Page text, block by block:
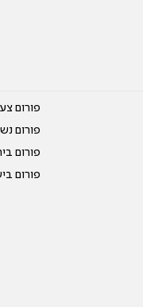
פורום
פורום
פורום
פורום